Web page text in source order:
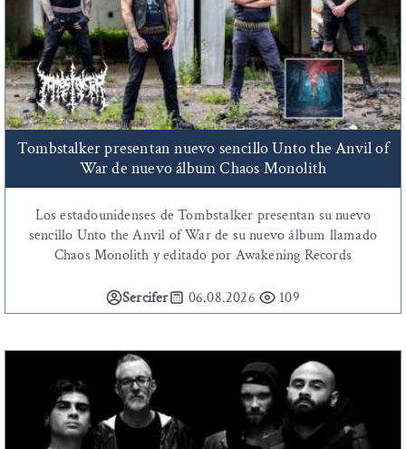
Tombstalker presentan nuevo sencillo Unto the Anvil of
War de nuevo álbum Chaos Monolith
Los estadounidenses de Tombstalker presentan su nuevo
sencillo Unto the Anvil of War de su nuevo álbum llamado
Chaos Monolith y editado por Awakening Records
Sercifer 06.08.2026 109